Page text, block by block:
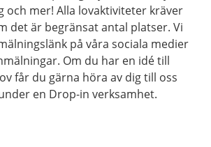
och mer! Alla lovaktiviteter kräver
det är begränsat antal platser. Vi
på våra sociala medier
Om du har en idé till
får du gärna höra av dig till oss
en Drop-in verksamhet.